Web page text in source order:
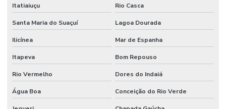
Itatiaiuçu Rio Casca
Santa Maria do Suaçuí Lagoa Dourada
Ilicínea Mar de Espanha
Itapeva Bom Repouso
Rio Vermelho Dores do Indaiá
Água Boa Conceição do Rio Verde